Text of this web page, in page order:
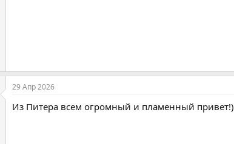
29 Апр 2026
Из Питера всем огромный и пламенный привет!)